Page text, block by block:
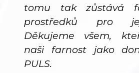
tomu tak zůstává
prostředků pro
Děkujeme všem,
naši farnost jako
PULS.